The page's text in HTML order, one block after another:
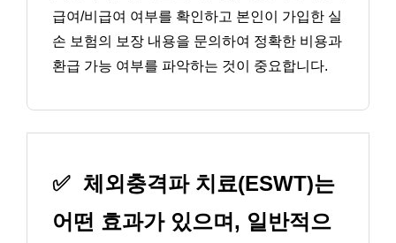
급여/비급여 여부를 확인하고 본인이 가입한 실
손 보험의 보장 내용을 문의하여 정확한 비용과
환급 가능 여부를 파악하는 것이 중요합니다.
✅ 체외충격파 치료(ESWT)는
어떤 효과가 있으며, 일반적으